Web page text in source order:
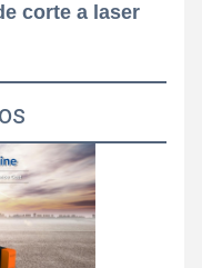
corte a laser